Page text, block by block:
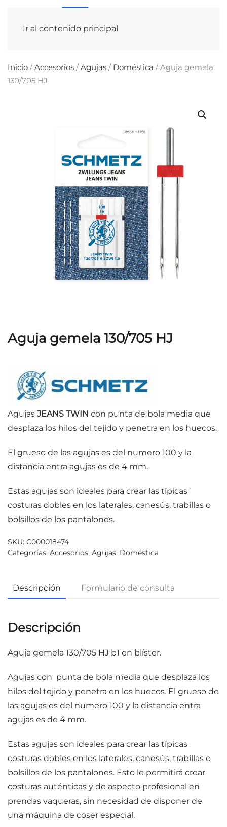
Ir al contenido principal
Inicio /Accesorios /Agujas / Doméstica / Aguja gemela
130/705 HJ
Aguja gemela 130/705 HJ
Agujas JEANS TWIN con punta de bola media que
desplaza los hilos del tejido y penetra en los huecos.
El grueso de las agujas es del numero 100 y la
distancia entra agujas es de 4 mm.
Estas agujas son ideales para crear las típicas
costuras dobles en los laterales, canesús, trabillas o
bolsillos de los pantalones.
SKU: C000018474
Categorías: Accesorios, Agujas, Doméstica
Descripción Formulario de consulta
Descripción
Aguja gemela 130/705 HJ b1 en blíster.
Agujas con punta de bola media que desplaza los
hilos del tejido y penetra en los huecos. El grueso de
las agujas es del numero 100 y la distancia entra
agujas es de 4 mm.
Estas agujas son ideales para crear las típicas
costuras dobles en los laterales, canesús, trabillas o
bolsillos de los pantalones. Esto le permitirá crear
costuras auténticas y de aspecto profesional en
prendas vaqueras, sin necesidad de disponer de
una máquina de coser especial.